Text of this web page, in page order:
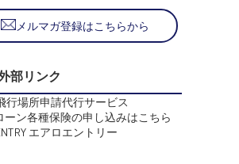
メルマガ登録はこちらから
部リンク
ーン各種保険の申し込みはこちら
エアロエントリー